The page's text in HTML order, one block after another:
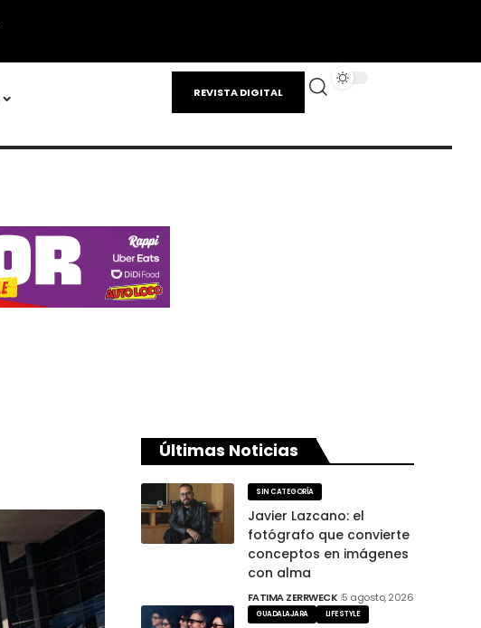
REVISTA DIGITAL
Últimas Noticias
SIN CATEGORÍA
Javier Lazcano: el
fotógrafo que convierte
conceptos en imágenes
con alma
FATIMA ZERRWECK 5 agosto, 2026
GUADALAJARA LIFESTYLE